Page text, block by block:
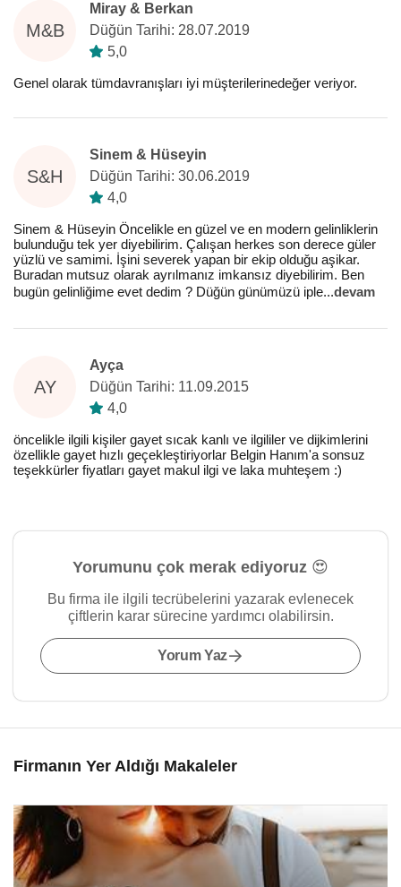
M&B
Miray & Berkan
Düğün Tarihi: 28.07.2019
5,0
Genel olarak tümdavranışları iyi müşterilerinedeğer veriyor.
S&H
Sinem & Hüseyin
Düğün Tarihi: 30.06.2019
4,0
Sinem & Hüseyin Öncelikle en güzel ve en modern gelinliklerin
bulunduğu tek yer diyebilirim. Çalışan herkes son derece güler
yüzlü ve samimi. İşini severek yapan bir ekip olduğu aşikar.
Buradan mutsuz olarak ayrılmanız imkansız diyebilirim. Ben
bugün gelinliğime evet dedim ? Düğün günümüzü iple...devam
AY
Ayça
Düğün Tarihi: 11.09.2015
4,0
öncelikle ilgili kişiler gayet sıcak kanlı ve ilgililer ve dijkimlerini
özellikle gayet hızlı geçekleştiriyorlar Belgin Hanım'a sonsuz
teşekkürler fiyatları gayet makul ilgi ve laka muhteşem :)
Yorumunu çok merak ediyoruz 😍
Bu firma ile ilgili tecrübelerini yazarak evlenecek
çiftlerin karar sürecine yardımcı olabilirsin.
Yorum Yaz
Firmanın Yer Aldığı Makaleler